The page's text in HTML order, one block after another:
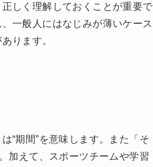
しく理解しておくことが重要で
一般人にはなじみが薄いケース
ります。
“期間”を意味します。また「そ
加えて、スポーツチームや学習